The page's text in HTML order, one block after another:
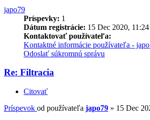
japo79
Príspevky: 1
Dátum registrácie: 15 Dec 2020, 11:24
Kontaktovať používateľa:
Kontaktné informácie používateľa -
Odoslať súkromnú správu
Re: Filtracia
Citovať
Príspevok od používateľa japo79 » 15 Dec